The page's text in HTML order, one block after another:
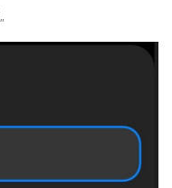
„